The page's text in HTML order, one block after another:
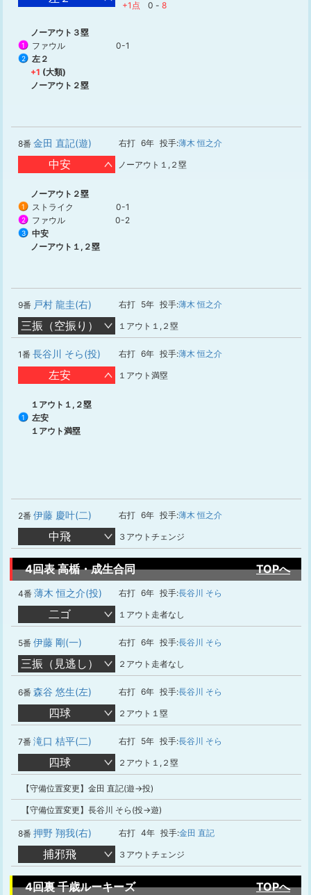
+1点 0 - 8
ノーアウト３塁
1 ファウル 0-1
2
左２
+1 (大類)
ノーアウト２塁
8番 金田 直記(遊) 右打 6年 投手:薄木 恒之介
中安 ノーアウト１,２塁
ノーアウト２塁
1 ストライク 0-1
2 ファウル 0-2
3
中安
ノーアウト１,２塁
9番 戸村 龍圭(右) 右打 5年 投手:薄木 恒之介
三振（空振り） １アウト１,２塁
1番 長谷川 そら(投) 右打 6年 投手:薄木 恒之介
左安 １アウト満塁
１アウト１,２塁
1
左安
１アウト満塁
2番 伊藤 慶叶(二) 右打 6年 投手:薄木 恒之介
中飛 ３アウトチェンジ
4回表 高楯・成生合同 TOPへ
4番 薄木 恒之介(投) 右打 6年 投手:長谷川 そら
二ゴ １アウト走者なし
5番 伊藤 剛(一) 右打 6年 投手:長谷川 そら
三振（見逃し） ２アウト走者なし
6番 森谷 悠生(左) 右打 6年 投手:長谷川 そら
四球 ２アウト１塁
7番 滝口 桔平(二) 右打 5年 投手:長谷川 そら
四球 ２アウト１,２塁
【守備位置変更】金田 直記(遊→投)
【守備位置変更】長谷川 そら(投→遊)
8番 押野 翔我(右) 右打 4年 投手:金田 直記
捕邪飛 ３アウトチェンジ
4回裏 千歳ルーキーズ TOPへ